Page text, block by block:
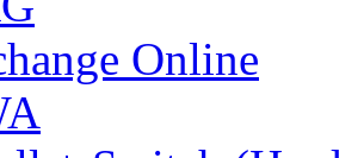
Online